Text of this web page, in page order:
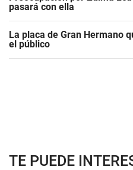
pasará con ella
La placa de Gran Hermano
el público
TE PUEDE